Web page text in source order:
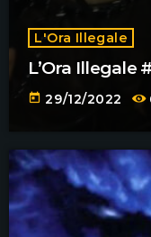
L'Ora Illegale
L’Ora Illegale
today 29/12/2022